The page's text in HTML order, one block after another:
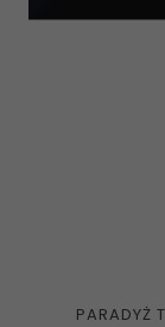
PARADYŻ